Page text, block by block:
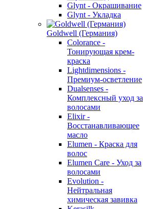
Glynt - Окрашивание
Glynt - Укладка
Goldwell (Германия)
Colorance -
Тонирующая крем-
краска
Lightdimensions -
Премиум-осветление
Dualsenses -
Комплексный уход за
волосами
Elixir -
Восстанавливающее
масло
Elumen - Краска для
волос
Elumen Care - Уход за
волосами
Evolution -
Нейтральная
химическая завивка